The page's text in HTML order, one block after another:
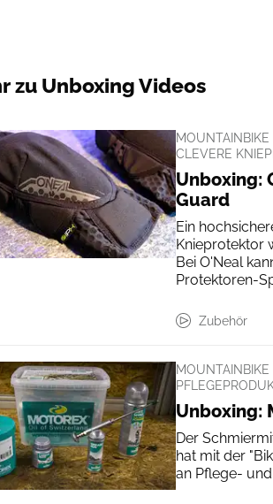
zu Unboxing Videos
CLEVERE
Unboxing:
Guard
Ein
Knieprotektor
Bei O'Neal
Protektoren-
Zubehör
MOUNTAINBIKE
Unboxing:
Der
hat mit der
an Pflege-